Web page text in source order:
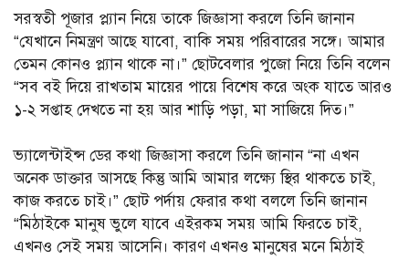
সরস্বতী পূজার প্ল্যান নিয়ে তাকে জিজ্ঞাসা করলে তিনি জানান
“যেখানে নিমন্ত্রণ আছে যাবো, বাকি সময় পরিবারের সঙ্গে। আমার
তেমন কোনও প্ল্যান থাকে না।” ছোটবেলার পুজো নিয়ে তিনি বলেন
“সব বই দিয়ে রাখতাম মায়ের পায়ে বিশেষ করে অংক যাতে আরও
১-২ সপ্তাহ দেখতে না হয় আর শাড়ি পড়া, মা সাজিয়ে দিত।”
ভ্যালেন্টাইন্স ডের কথা জিজ্ঞাসা করলে তিনি জানান “না এখন
অনেক ডাক্তার আসছে কিন্তু আমি আমার লক্ষ্যে স্থির থাকতে চাই,
কাজ করতে চাই।” ছোট পর্দায় ফেরার কথা বললে তিনি জানান
“মিঠাইকে মানুষ ভুলে যাবে এইরকম সময় আমি ফিরতে চাই,
এখনও সেই সময় আসেনি। কারণ এখনও মানুষের মনে মিঠাই